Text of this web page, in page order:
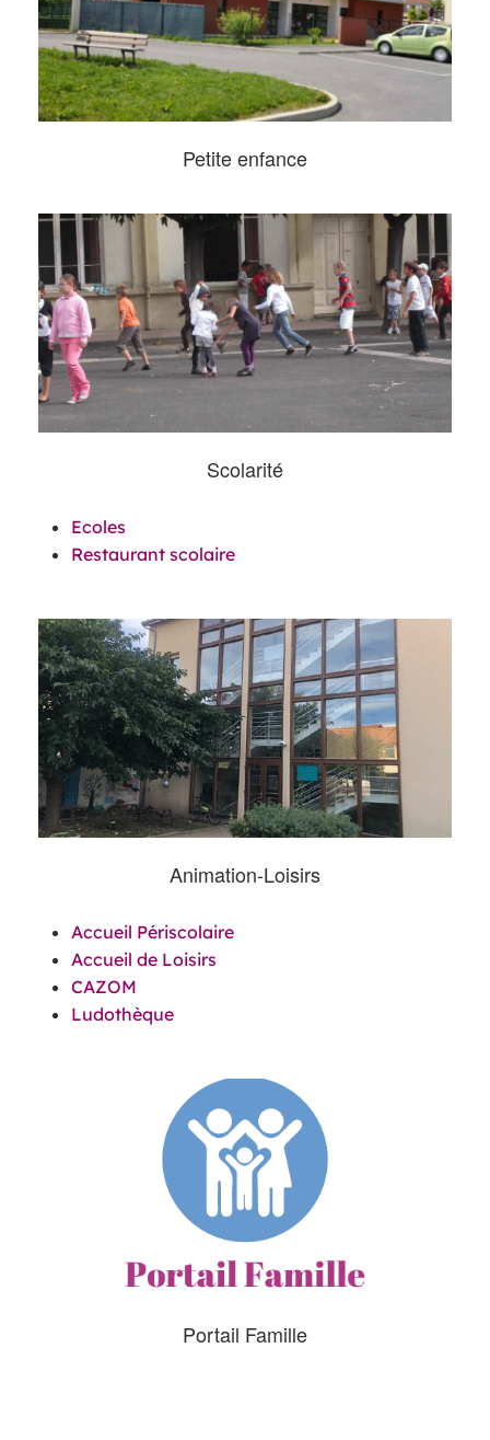
Petite enfance
Scolarité
Ecoles
Restaurant scolaire
Animation-Loisirs
Accueil Périscolaire
Accueil de Loisirs
CAZOM
Ludothèque
Portail Famille